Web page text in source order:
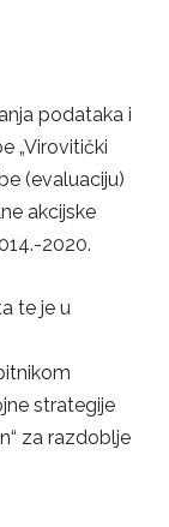
podataka i
„Virovitički
(evaluaciju)
akcijske
2020.
te je u
strategije
za razdoblje